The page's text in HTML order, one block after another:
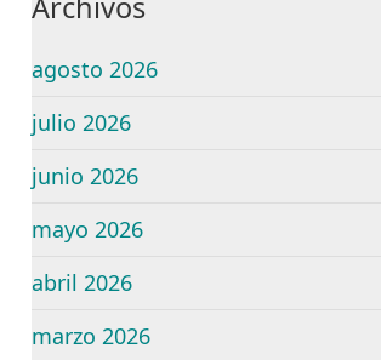
agosto 2026
julio 2026
junio 2026
mayo 2026
abril 2026
marzo 2026